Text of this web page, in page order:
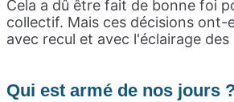
Cela a dû être fait de bonne foi
collectif. Mais ces décisions ont-
avec recul et avec l'éclairage des
Qui est armé de nos jours